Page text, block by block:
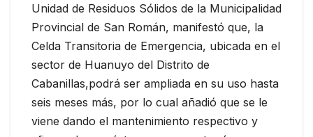
Unidad de Residuos Sólidos de la Municipalidad
Provincial de San Román, manifestó que, la
Celda Transitoria de Emergencia, ubicada en el
sector de Huanuyo del Distrito de
Cabanillas,podrá ser ampliada en su uso hasta
seis meses más, por lo cual añadió que se le
viene dando el mantenimiento respectivo y